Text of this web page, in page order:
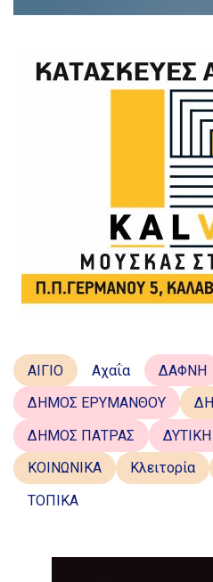
ΑΙΓΙΟ Αχαΐα
ΔΑΦΝΗ
ΔΗΜΟΣ ΕΡΥΜΑΝΘΟΥ
ΔΗΜΟΣ ΠΑΤΡΑΣ
ΚΟΙΝΩΝΙΚΑ
Κλειτορία
ΤΟΠΙΚΑ